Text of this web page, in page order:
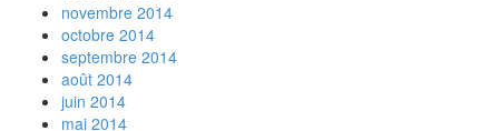
novembre 2014
octobre 2014
septembre 2014
août 2014
juin 2014
mai 2014